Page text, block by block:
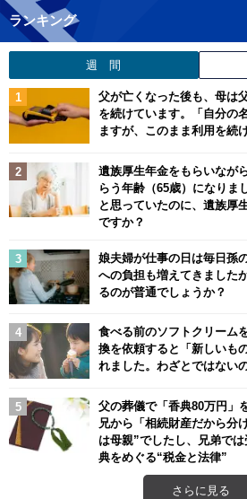
ランキング
週 間
父が亡くなった後も、母は
を続けています。「自分の
ますが、このまま利用を続
遺族厚生年金をもらいなが
らう年齢（65歳）になりま
と思っていたのに、遺族厚
ですか？
娘夫婦が仕事の日は毎日孫
への負担も増えてきました
るのが普通でしょうか？
食べる前のソフトクリーム
換を依頼すると「新しいも
れました。わざとではない
父の葬儀で「香典80万円」
兄から「相続財産だから分
は母親”でしたし、兄弟で
典をめぐる“税金と法律”
さらに見る